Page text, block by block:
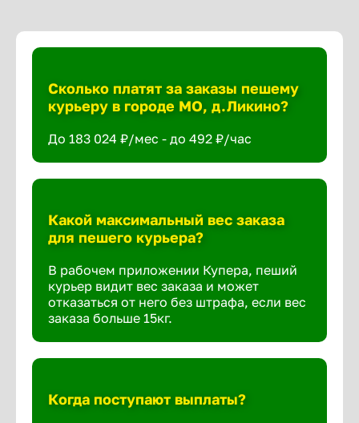
Сколько платят за заказы пешему
курьеру в городе МО, д.Ликино?
До 183 024 ₽/мес - до 492 ₽/час
Какой максимальный вес заказа
для пешего курьера?
В рабочем приложении Купера, пеший
курьер видит вес заказа и может
отказаться от него без штрафа, если вес
заказа больше 15кг.
Когда поступают выплаты?